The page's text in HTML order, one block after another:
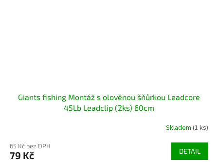
Giants fishing Montáž s olověnou šňůrkou Leadcore
45Lb Leadclip (2ks) 60cm
Skladem (1 ks)
65 Kč bez DPH
79 Kč DETAIL